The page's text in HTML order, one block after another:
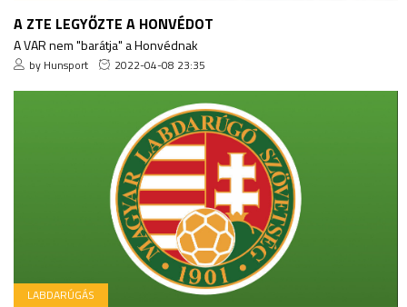
A ZTE LEGYŐZTE A HONVÉDOT
A VAR nem "barátja" a Honvédnak
by Hunsport 2022-04-08 23:35
LABDARÚGÁS